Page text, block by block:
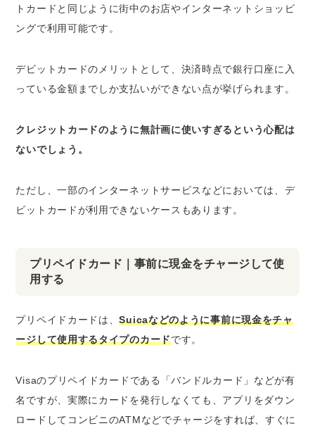
トカードと同じように街中のお店やインターネットショッピ
ングで利用可能です。
デビットカードのメリットとして、決済時点で銀行口座に入
っている金額までしか支払いができない点が挙げられます。
クレジットカードのように無計画に使いすぎるという心配は
ないでしょう。
ただし、一部のインターネットサービスなどにおいては、デ
ビットカードが利用できないケースもあります。
プリペイドカード｜事前に現金をチャージして使
用する
プリペイドカードは、Suicaなどのように事前に現金をチャ
ージして使用するタイプのカードです。
Visaのプリペイドカードである「バンドルカード」などが有
名ですが、実際にカードを発行しなくても、アプリをダウン
ロードしてコンビニのATMなどでチャージをすれば、すぐに